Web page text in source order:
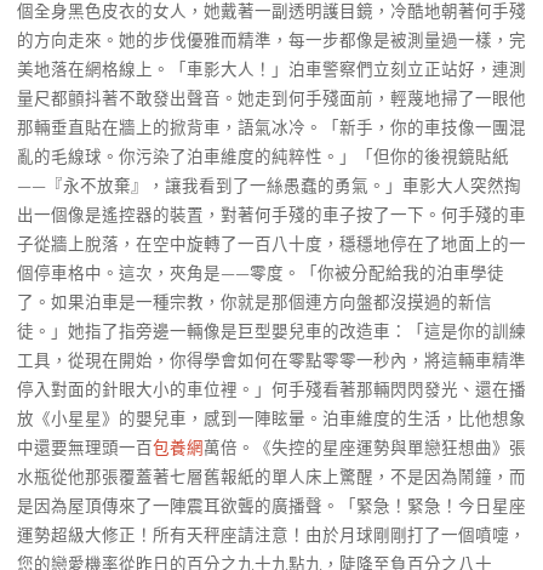
個全身黑色皮衣的女人，她戴著一副透明護目鏡，冷酷地朝著何手殘
的方向走來。她的步伐優雅而精準，每一步都像是被測量過一樣，完
美地落在網格線上。「車影大人！」泊車警察們立刻立正站好，連測
量尺都顫抖著不敢發出聲音。她走到何手殘面前，輕蔑地掃了一眼他
那輛垂直貼在牆上的掀背車，語氣冰冷。「新手，你的車技像一團混
亂的毛線球。你污染了泊車維度的純粹性。」「但你的後視鏡貼紙
——『永不放棄』，讓我看到了一絲愚蠢的勇氣。」車影大人突然掏
出一個像是遙控器的裝置，對著何手殘的車子按了一下。何手殘的車
子從牆上脫落，在空中旋轉了一百八十度，穩穩地停在了地面上的一
個停車格中。這次，夾角是——零度。「你被分配給我的泊車學徒
了。如果泊車是一種宗教，你就是那個連方向盤都沒摸過的新信
徒。」她指了指旁邊一輛像是巨型嬰兒車的改造車：「這是你的訓練
工具，從現在開始，你得學會如何在零點零零一秒內，將這輛車精準
停入對面的針眼大小的車位裡。」何手殘看著那輛閃閃發光、還在播
放《小星星》的嬰兒車，感到一陣眩暈。泊車維度的生活，比他想象
中還要無理頭一百包養網萬倍。《失控的星座運勢與單戀狂想曲》張
水瓶從他那張覆蓋著七層舊報紙的單人床上驚醒，不是因為鬧鐘，而
是因為屋頂傳來了一陣震耳欲聾的廣播聲。「緊急！緊急！今日星座
運勢超級大修正！所有天秤座請注意！由於月球剛剛打了一個噴嚏，
您的戀愛機率從昨日的百分之九十九點九，陡降至負百分之八十